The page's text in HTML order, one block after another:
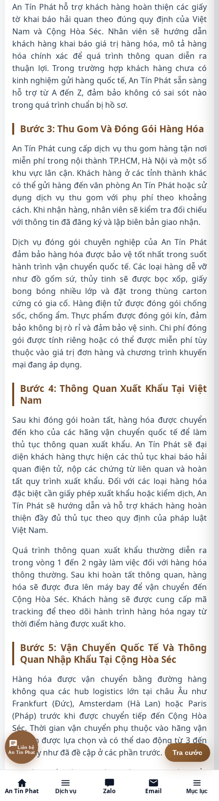
An Tín Phát hỗ trợ khách hàng hoàn thiện các giấy
tờ khai báo hải quan theo đúng quy định của Việt
Nam và Cộng Hòa Séc. Nhân viên sẽ hướng dẫn
khách hàng khai báo giá trị hàng hóa, mô tả hàng
hóa chính xác để quá trình thông quan diễn ra
thuận lợi. Trong trường hợp khách hàng chưa có
kinh nghiệm gửi hàng quốc tế, An Tín Phát sẵn sàng
hỗ trợ từ A đến Z, đảm bảo không có sai sót nào
trong quá trình chuẩn bị hồ sơ.
Bước 3: Thu Gom Và Đóng Gói Hàng Hóa
An Tín Phát cung cấp dịch vụ thu gom hàng tận nơi
miễn phí trong nội thành TP.HCM, Hà Nội và một số
khu vực lân cận. Khách hàng ở các tỉnh thành khác
có thể gửi hàng đến văn phòng An Tín Phát hoặc sử
dụng dịch vụ thu gom với phụ phí theo khoảng
cách. Khi nhận hàng, nhân viên sẽ kiểm tra đối chiếu
với thông tin đã đăng ký và lập biên bản giao nhận.
Dịch vụ đóng gói chuyên nghiệp của An Tín Phát
đảm bảo hàng hóa được bảo vệ tốt nhất trong suốt
hành trình vận chuyển quốc tế. Các loại hàng dễ vỡ
như đồ gốm sứ, thủy tinh sẽ được bọc xốp, giấy
bong bóng nhiều lớp và đặt trong thùng carton
cứng có gia cố. Hàng điện tử được đóng gói chống
sốc, chống ẩm. Thực phẩm được đóng gói kín, đảm
bảo không bị rò rỉ và đảm bảo vệ sinh. Chi phí đóng
gói được tính riêng hoặc có thể được miễn phí tùy
thuộc vào giá trị đơn hàng và chương trình khuyến
mại đang áp dụng.
Bước 4: Thông Quan Xuất Khẩu Tại Việt
Nam
Sau khi đóng gói hoàn tất, hàng hóa được chuyển
đến kho của các hãng vận chuyển quốc tế để làm
thủ tục thông quan xuất khẩu. An Tín Phát sẽ đại
diện khách hàng thực hiện các thủ tục khai báo hải
quan điện tử, nộp các chứng từ liên quan và hoàn
tất quy trình xuất khẩu. Đối với các loại hàng hóa
đặc biệt cần giấy phép xuất khẩu hoặc kiểm dịch, An
Tín Phát sẽ hướng dẫn và hỗ trợ khách hàng hoàn
thiện đầy đủ thủ tục theo quy định của pháp luật
Việt Nam.
Quá trình thông quan xuất khẩu thường diễn ra
trong vòng 1 đến 2 ngày làm việc đối với hàng hóa
thông thường. Sau khi hoàn tất thông quan, hàng
hóa sẽ được đưa lên máy bay để vận chuyển đến
Cộng Hòa Séc. Khách hàng sẽ được cung cấp mã
tracking để theo dõi hành trình hàng hóa ngay từ
thời điểm hàng được xuất kho.
Bước 5: Vận Chuyển Quốc Tế Và Thông
Quan Nhập Khẩu Tại Cộng Hòa Séc
Hàng hóa được vận chuyển bằng đường hàng
không qua các hub logistics lớn tại châu Âu như
Frankfurt (Đức), Amsterdam (Hà Lan) hoặc Paris
(Pháp) trước khi được chuyển tiếp đến Cộng Hòa
Séc. Thời gian vận chuyển phụ thuộc vào hãng vận
chuyển được lựa chọn và có thể dao động từ 3 đến
15 ngày như đã đề cập ở các phần trước.
Khi hàng đến Séc, quy trình thông quan nhập khẩu
sẽ được xử lý. Với dịch vụgửi hàng đi Cộng Hòa Séc
(Czech Republic) bao thuế nhập khẩu
, An Tín Phát
An Tin Phat Dịch vụ Zalo Email Mục lục
Tra cước
Liên hệ
An Tin Phat